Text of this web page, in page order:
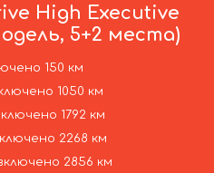
High Executive
5+2 места)
150 км
1050 км
1792 км
2268 км
2856 км